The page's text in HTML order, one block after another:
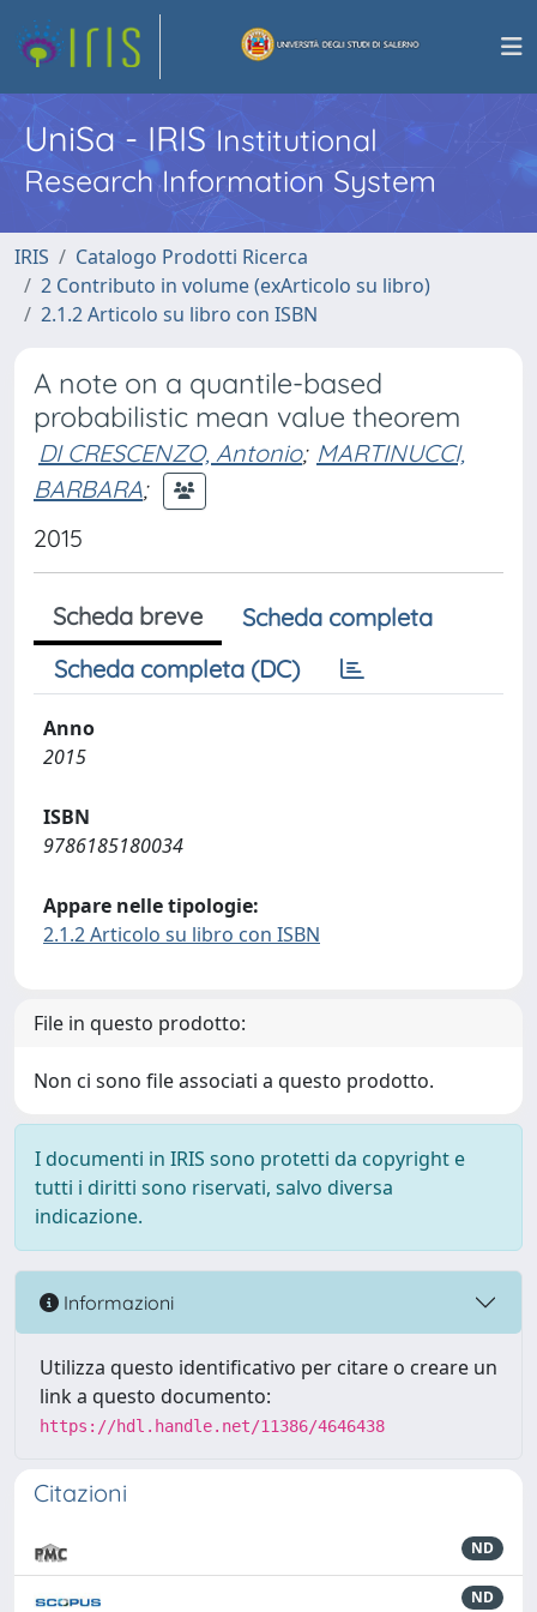
UniSa - IRISInstitutional
Research Information System
IRIS
Catalogo Prodotti Ricerca
2 Contributo in volume (exArticolo su libro)
2.1.2 Articolo su libro con ISBN
A note on a quantile-based
probabilistic mean value theorem
DI CRESCENZO, Antonio; MARTINUCCI,
BARBARA;
2015
Scheda breve
Scheda completa
Scheda completa (DC)
Anno
2015
ISBN
9786185180034
Appare nelle tipologie:
2.1.2 Articolo su libro con ISBN
File in questo prodotto:
Non ci sono file associati a questo prodotto.
I documenti in IRIS sono protetti da copyright e
tutti i diritti sono riservati, salvo diversa
indicazione.
Informazioni
Utilizza questo identificativo per citare o creare un
link a questo documento:
https://hdl.handle.net/11386/4646438
Citazioni
ND
ND